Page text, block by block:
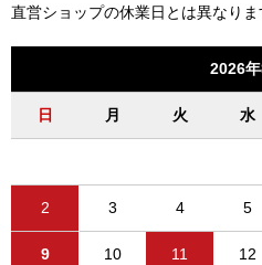
直営ショップの休業日とは異なりま
2026年
日 月 火 水
2 3 4 5
9 10 11 12